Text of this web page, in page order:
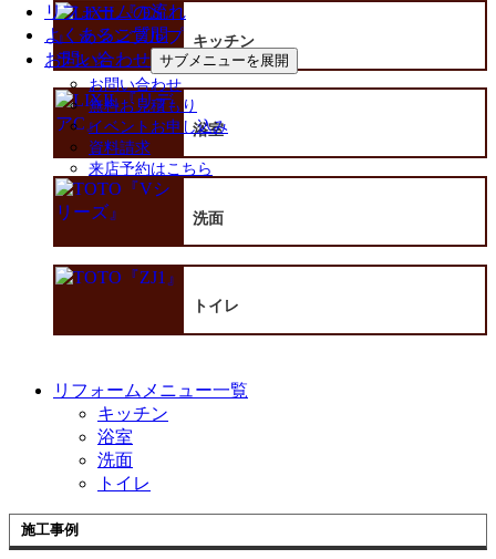
リフォームの流れ
よくあるご質問
お問い合わせ サブメニューを展開
お問い合わせ
無料お見積もり
イベントお申し込み
資料請求
来店予約はこちら
キッチン
浴室
洗面
トイレ
リフォームメニュー一覧
キッチン
浴室
洗面
トイレ
施工事例